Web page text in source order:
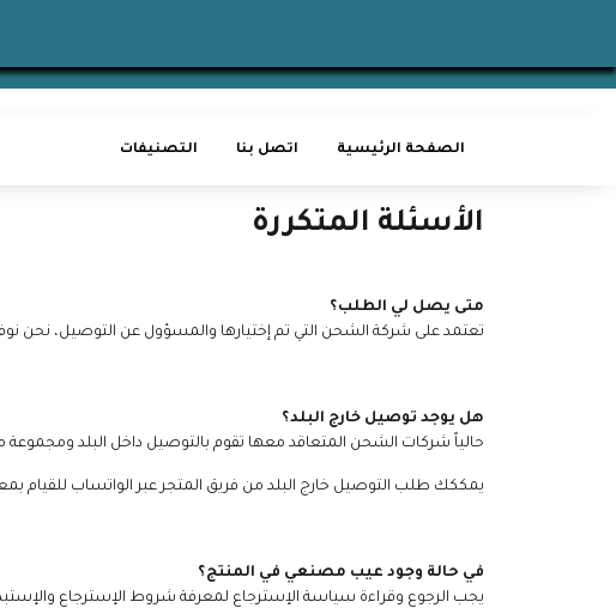
الصفحة الرئيسية اتصل بنا التصنيفات
الأسئلة المتكررة
متى يصل لي الطلب؟
تعتمد على شركة الشحن التي تم إختيارها والمسؤول عن التوصيل، نحن نوفر
هل يوجد توصيل خارج البلد؟
حالياً شركات الشحن المتعاقد معها تقوم بالتوصيل داخل البلد
يمككك طلب التوصيل خارج البلد من فريق المتجر عبر الواتساب للقيام
في حالة وجود عيب مصنعي في المنتج؟
يجب الرجوع وقراءة سياسة الإسترجاع لمعرفة شروط الإسترجاع